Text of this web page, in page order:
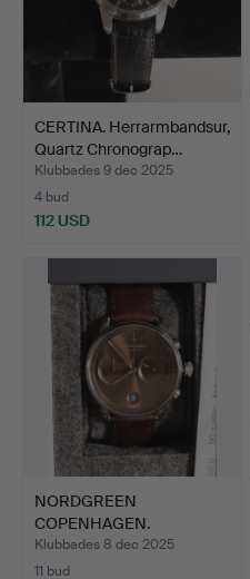
CERTINA. Herrarmbandsur,
Quartz Chronograp…
Klubbades 9 dec 2025
4 bud
112 USD
NORDGREEN
COPENHAGEN.
Herrklockor, två sty…
Klubbades 8 dec 2025
11 bud